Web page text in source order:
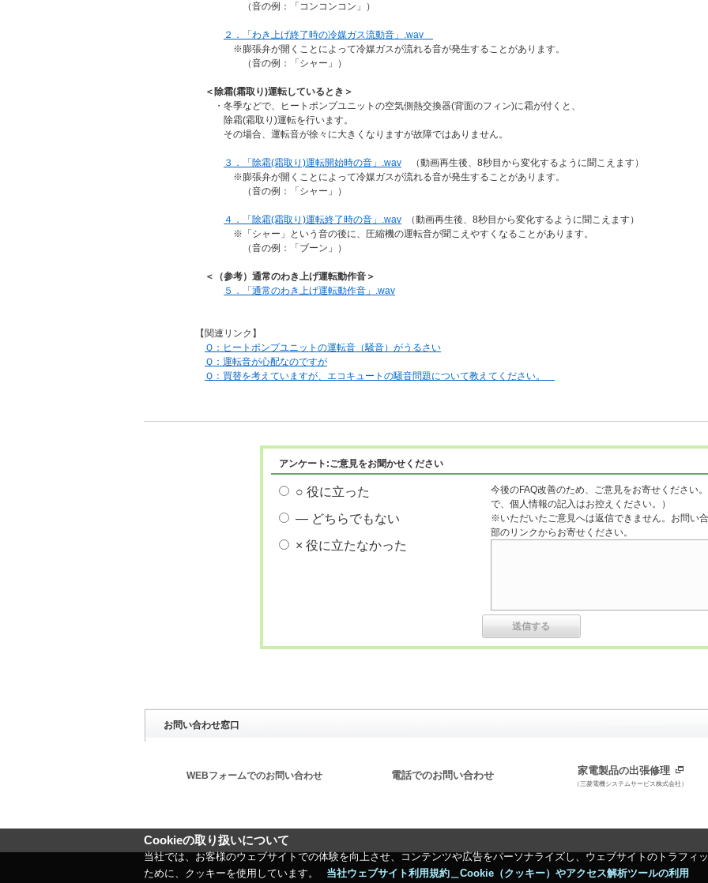
（音の例：「コンコンコン」）
２．「わき上げ終了時の冷媒ガス流動音」.wav
※膨張弁が開くことによって冷媒ガスが流れる音が発生することがあります。
（音の例：「シャー」）
＜除霜(霜取り)運転しているとき＞
・冬季などで、ヒートポンプユニットの空気側熱交換器(背面のフィン)に霜が付くと、
除霜(霜取り)運転を行います。
その場合、運転音が徐々に大きくなりますが故障ではありません。
３．「除霜(霜取り)運転開始時の音」.wav （動画再生後、8秒目から変化するように聞こえます）
※膨張弁が開くことによって冷媒ガスが流れる音が発生することがあります。
（音の例：「シャー」）
４．「除霜(霜取り)運転終了時の音」.wav （動画再生後、8秒目から変化するように聞こえます）
※「シャー」という音の後に、圧縮機の運転音が聞こえやすくなることがあります。
（音の例：「ブーン」）
＜（参考）通常のわき上げ運転動作音＞
５．「通常のわき上げ運転動作音」.wav
【関連リンク】
Ｑ：ヒートポンプユニットの運転音（騒音）がうるさい
Ｑ：運転音が心配なのですが
Ｑ：買替を考えていますが、エコキュートの騒音問題について教えてください。
アンケート:ご意見をお聞かせください
○ 役に立った
― どちらでもない
× 役に立たなかった
今後のFAQ改善のため、ご意見をお寄せください
で、個人情報の記入はお控えください。）
※いただいたご意見へは返信できません。お問い
部のリンクからお寄せください。
お問い合わせ窓口
WEBフォームでのお問い合わせ 電話でのお問い合わせ 家電製品の出張修理
（三菱電機システムサービス株式会社）
Cookieの取り扱いについて
当社では、お客様のウェブサイトでの体験を向上させ、コンテンツや広告をパーソナライズし、ウェブサイトのトラフィ
ために、クッキーを使用しています。
当社ウェブサイト利用規約＿Cookie（クッキー）やアクセス解析ツールの利用